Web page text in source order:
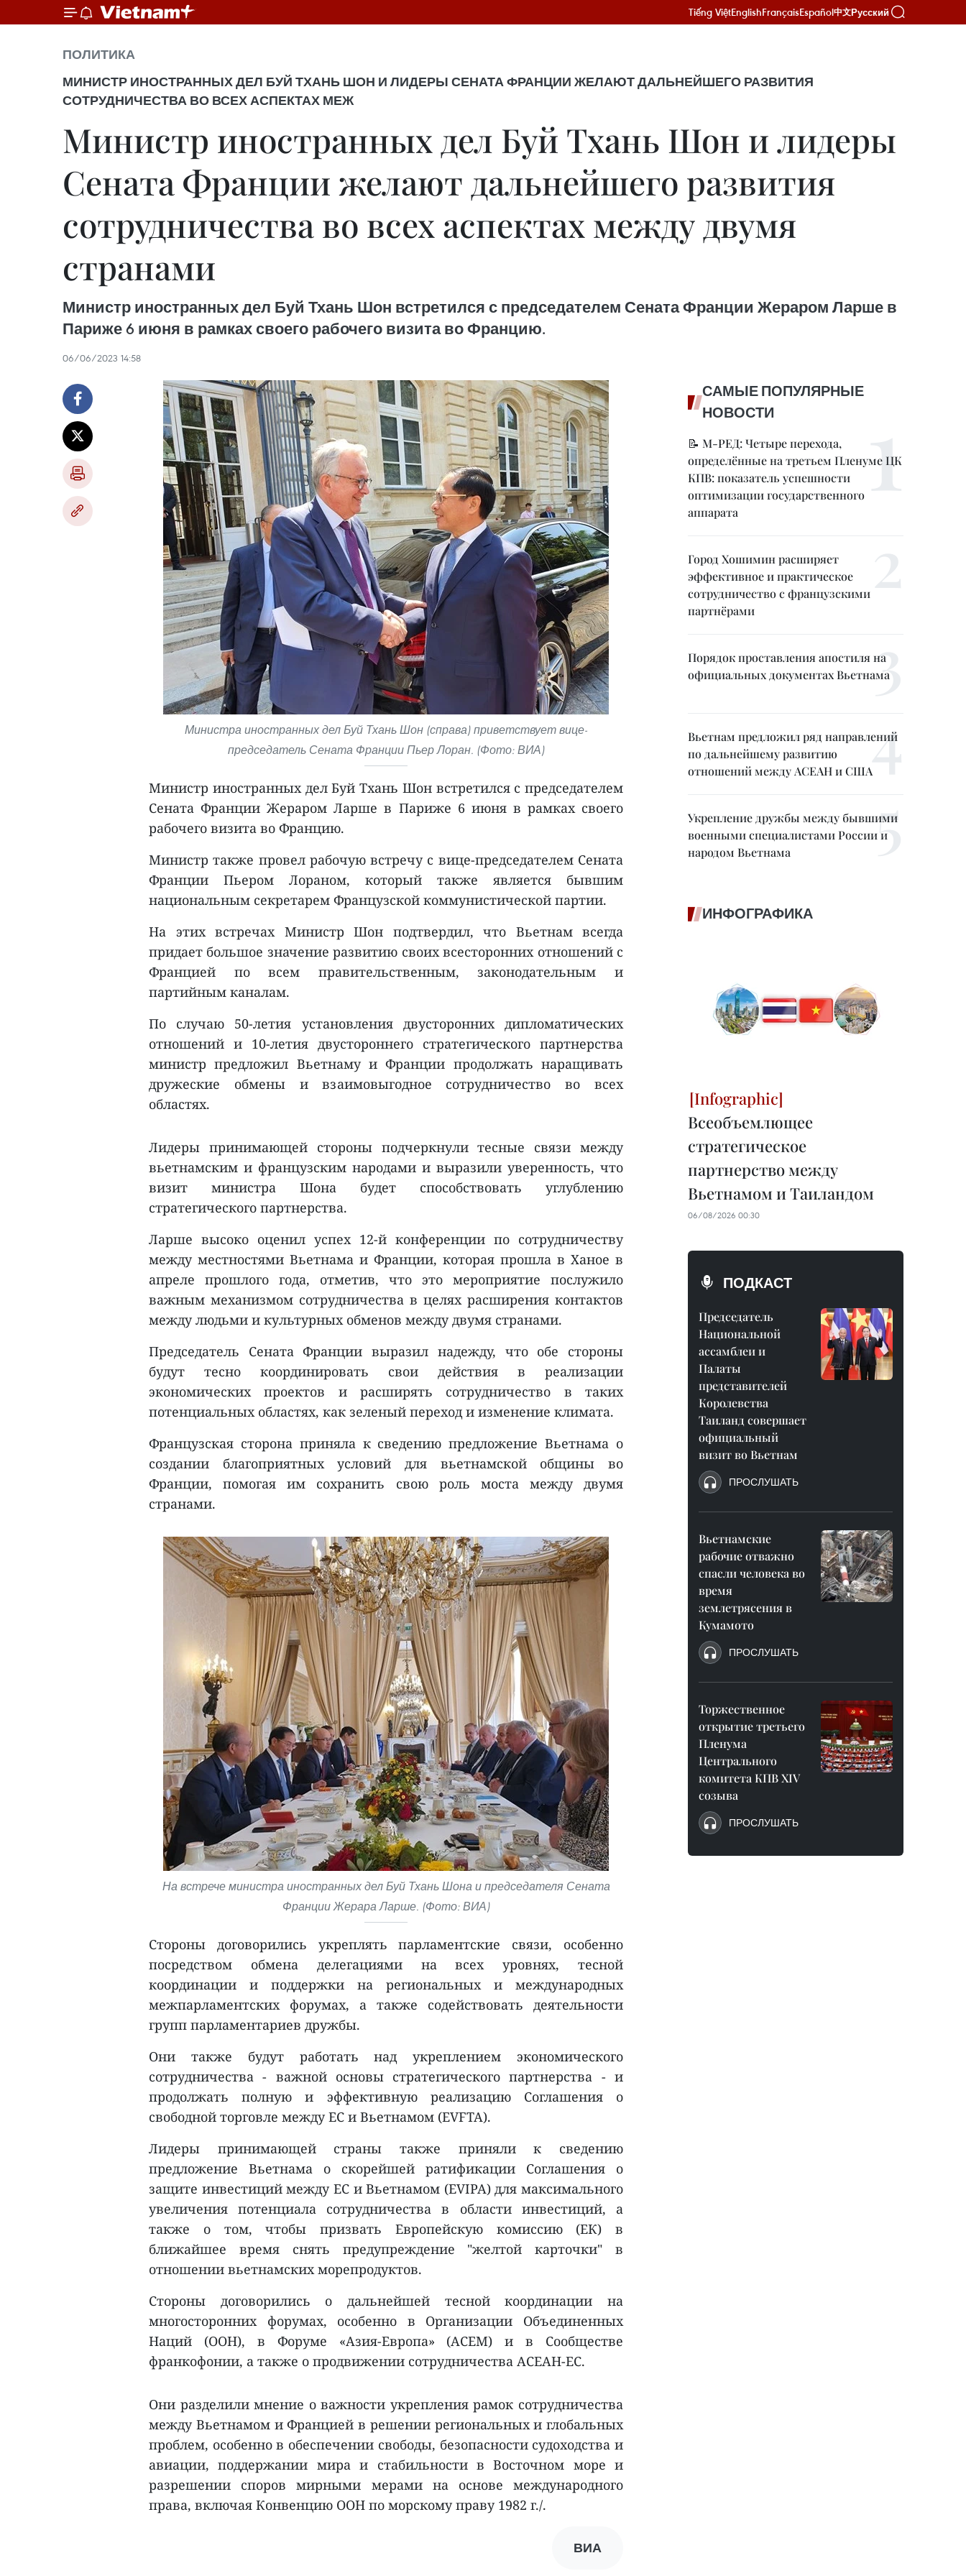
Tiếng ViệtEnglishFrançaisEspañol中文Русский
ПОЛИТИКА
МИНИСТР ИНОСТРАННЫХ ДЕЛ БУЙ ТХАНЬ ШОН И ЛИДЕРЫ СЕНАТА ФРАНЦИИ ЖЕЛАЮТ ДАЛЬНЕЙШЕГО РАЗВИТИЯ
СОТРУДНИЧЕСТВА ВО ВСЕХ АСПЕКТАХ МЕЖ
Министр иностранных дел Буй Тхань Шон и лидеры
Сената Франции желают дальнейшего развития
сотрудничества во всех аспектах между двумя
странами
Министр иностранных дел Буй Тхань Шон встретился с председателем Сената Франции Жераром Ларше в
Париже 6 июня в рамках своего рабочего визита во Францию.
06/06/2023 14:58
Министра иностранных дел Буй Тхань Шон (справа) приветствует вице-
председатель Сената Франции Пьер Лоран. (Фото: ВИА)
Министр иностранных дел Буй Тхань Шон встретился с председателем
Сената Франции Жераром Ларше в Париже 6 июня в рамках своего
рабочего визита во Францию.
Министр также провел рабочую встречу с вице-председателем Сената
Франции Пьером Лораном, который также является бывшим
национальным секретарем Французской коммунистической партии.
На этих встречах Министр Шон подтвердил, что Вьетнам всегда
придает большое значение развитию своих всесторонних отношений с
Францией по всем правительственным, законодательным и
партийным каналам.
По случаю 50-летия установления двусторонних дипломатических
отношений и 10-летия двустороннего стратегического партнерства
министр предложил Вьетнаму и Франции продолжать наращивать
дружеские обмены и взаимовыгодное сотрудничество во всех
областях.
Лидеры принимающей стороны подчеркнули тесные связи между
вьетнамским и французским народами и выразили уверенность, что
визит министра Шона будет способствовать углублению
стратегического партнерства.
Ларше высоко оценил успех 12-й конференции по сотрудничеству
между местностями Вьетнама и Франции, которая прошла в Ханое в
апреле прошлого года, отметив, что это мероприятие послужило
важным механизмом сотрудничества в целях расширения контактов
между людьми и культурных обменов между двумя странами.
Председатель Сената Франции выразил надежду, что обе стороны
будут тесно координировать свои действия в реализации
экономических проектов и расширять сотрудничество в таких
потенциальных областях, как зеленый переход и изменение климата.
Французская сторона приняла к сведению предложение Вьетнама о
создании благоприятных условий для вьетнамской общины во
Франции, помогая им сохранить свою роль моста между двумя
странами.
На встрече министра иностранных дел Буй Тхань Шона и председателя Сената
Франции Жерара Ларше. (Фото: ВИА)
Стороны договорились укреплять парламентские связи, особенно
посредством обмена делегациями на всех уровнях, тесной
координации и поддержки на региональных и международных
межпарламентских форумах, а также содействовать деятельности
групп парламентариев дружбы.
Они также будут работать над укреплением экономического
сотрудничества - важной основы стратегического партнерства - и
продолжать полную и эффективную реализацию Соглашения о
свободной торговле между ЕС и Вьетнамом (EVFTA).
Лидеры принимающей страны также приняли к сведению
предложение Вьетнама о скорейшей ратификации Соглашения о
защите инвестиций между ЕС и Вьетнамом (EVIPA) для максимального
увеличения потенциала сотрудничества в области инвестиций, а
также о том, чтобы призвать Европейскую комиссию (ЕК) в
ближайшее время снять предупреждение "желтой карточки" в
отношении вьетнамских морепродуктов.
Стороны договорились о дальнейшей тесной координации на
многосторонних форумах, особенно в Организации Объединенных
Наций (ООН), в Форуме «Азия-Европа» (АСЕМ) и в Сообществе
франкофонии, а также о продвижении сотрудничества АСЕАН-ЕС.
Они разделили мнение о важности укрепления рамок сотрудничества
между Вьетнамом и Францией в решении региональных и глобальных
проблем, особенно в обеспечении свободы, безопасности судоходства и
авиации, поддержании мира и стабильности в Восточном море и
разрешении споров мирными мерами на основе международного
права, включая Конвенцию ООН по морскому праву 1982 г./.
ВИА
САМЫЕ ПОПУЛЯРНЫЕ
НОВОСТИ
📝 М-РЕД: Четыре перехода,
определённые на третьем Пленуме ЦК
КПВ: показатель успешности
оптимизации государственного
аппарата
Город Хошимин расширяет
эффективное и практическое
сотрудничество с французскими
партнёрами
Порядок проставления апостиля на
официальных документах Вьетнама
Вьетнам предложил ряд направлений
по дальнейшему развитию
отношений между АСЕАН и США
Укрепление дружбы между бывшими
военными специалистами России и
народом Вьетнама
ИНФОГРАФИКА
Всеобъемлющее
стратегическое
партнерство между
Вьетнамом и Таиландом
06/08/2026 00:30
ПОДКАСТ
Председатель
Национальной
ассамблеи и
Палаты
представителей
Королевства
Таиланд совершает
официальный
визит во Вьетнам
ПРОСЛУШАТЬ
Вьетнамские
рабочие отважно
спасли человека во
время
землетрясения в
Кумамото
ПРОСЛУШАТЬ
Торжественное
открытие третьего
Пленума
Центрального
комитета КПВ XIV
созыва
ПРОСЛУШАТЬ